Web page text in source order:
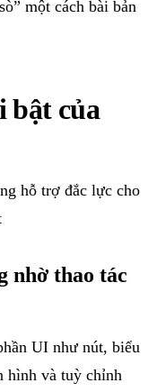
sò” một cách bài bản
bật của
hỗ trợ đắc lực cho
nhờ thao tác
UI như nút, biểu
hình và tuỳ chỉnh